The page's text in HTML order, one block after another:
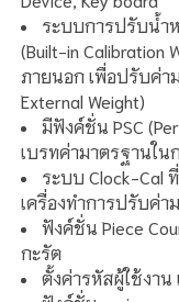
ระบบการปรับน้ำ
(Built-in Calibration
ภายนอก เพื่อปรับค่า
External Weight)
มีฟังค์ชั่น PSC
เบรทค่ามาตรฐานใ
ระบบ Clock-Cal
เครื่องทำการปรับค่
ฟังค์ชั่น Piece
กะรัต
ตั้งค่ารหัสผู้ใช้งา